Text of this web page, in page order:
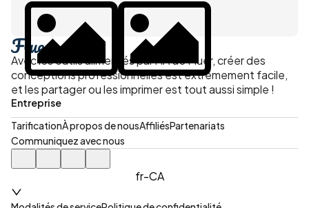
Avec les outils alimentés par l'IA de Fluer, créer des
conceptions professionnelles est extrêmement facile,
et les partager ou les imprimer est tout aussi simple !
Entreprise
TarificationÀ propos de nousAffiliésPartenariats
Communiquez avec nous
fr-CA